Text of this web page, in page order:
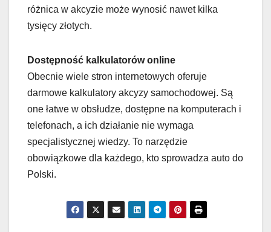
różnica w akcyzie może wynosić nawet kilka
tysięcy złotych.
Dostępność kalkulatorów online
Obecnie wiele stron internetowych oferuje
darmowe kalkulatory akcyzy samochodowej. Są
one łatwe w obsłudze, dostępne na komputerach i
telefonach, a ich działanie nie wymaga
specjalistycznej wiedzy. To narzędzie
obowiązkowe dla każdego, kto sprowadza auto do
Polski.